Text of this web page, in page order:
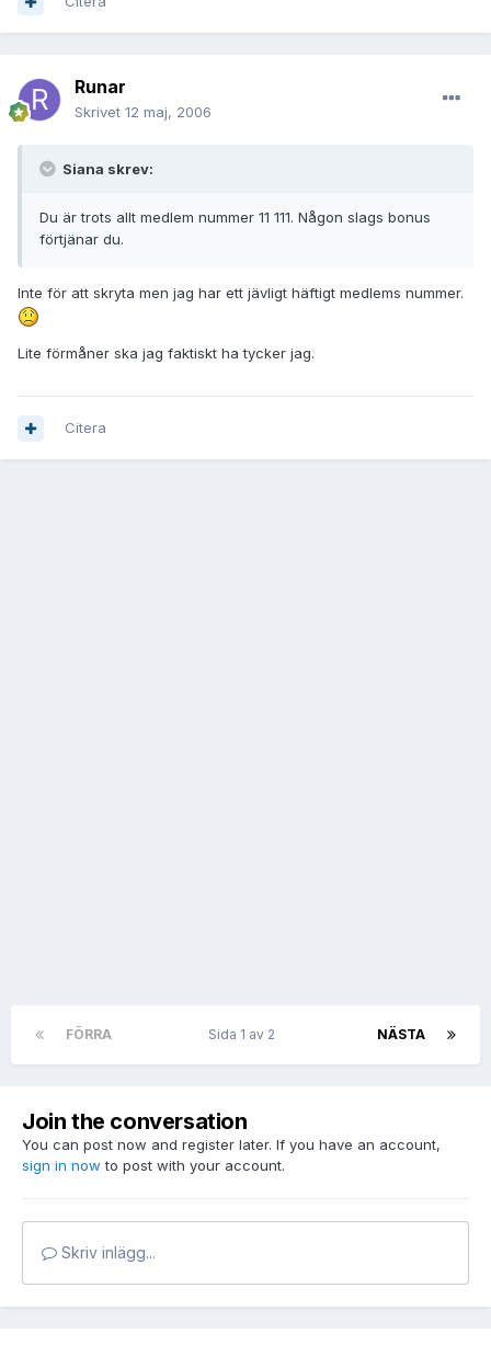
Runar
Skrivet 12 maj, 2006
Siana skrev:
Du är trots allt medlem nummer 11 111. Någon slags bonus
förtjänar du.
Inte för att skryta men jag har ett jävligt häftigt medlems nummer.
Lite förmåner ska jag faktiskt ha tycker jag.
Citera
FÖRRA NÄSTA
Sida 1 av 2
Join the conversation
You can post now and register later. If you have an account,
sign in now to post with your account.
Skriv inlägg...